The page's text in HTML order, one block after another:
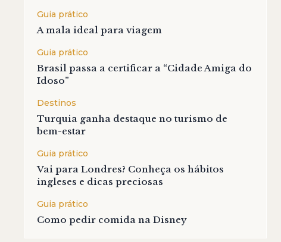
Guia prático
A mala ideal para viagem
Guia prático
Brasil passa a certificar a “Cidade Amiga do
Idoso”
Destinos
Turquia ganha destaque no turismo de
bem-estar
Guia prático
Vai para Londres? Conheça os hábitos
ingleses e dicas preciosas
Guia prático
Como pedir comida na Disney